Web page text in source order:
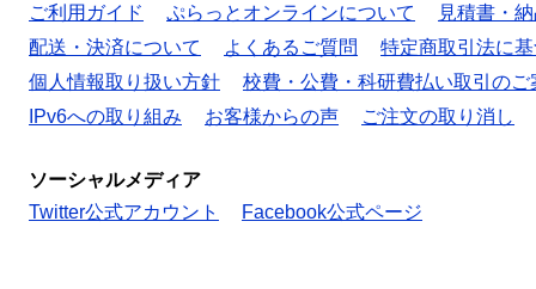
ご利用ガイド
ぷらっとオンラインについて
見積書・
配送・決済について
よくあるご質問
特定商取引法に
個人情報取り扱い方針
校費・公費・科研費払い取引のご
IPv6への取り組み
お客様からの声 ご注文の取り消し
ソーシャルメディア
Twitter公式アカウント
Facebook公式ページ